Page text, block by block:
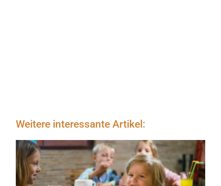
Weitere interessante Artikel: